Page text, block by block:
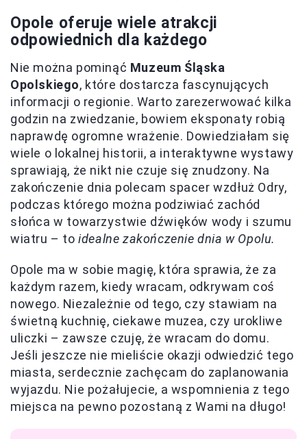
Opole oferuje wiele atrakcji
odpowiednich dla każdego
Nie można pominąć Muzeum Śląska
Opolskiego, które dostarcza fascynujących
informacji o regionie. Warto zarezerwować kilka
godzin na zwiedzanie, bowiem eksponaty robią
naprawdę ogromne wrażenie. Dowiedziałam się
wiele o lokalnej historii, a interaktywne wystawy
sprawiają, że nikt nie czuje się znudzony. Na
zakończenie dnia polecam spacer wzdłuż Odry,
podczas którego można podziwiać zachód
słońca w towarzystwie dźwięków wody i szumu
wiatru – toidealne zakończenie dnia w Opolu.
Opole ma w sobie magię, która sprawia, że za
każdym razem, kiedy wracam, odkrywam coś
nowego. Niezależnie od tego, czy stawiam na
świetną kuchnię, ciekawe muzea, czy urokliwe
uliczki – zawsze czuję, że wracam do domu.
Jeśli jeszcze nie mieliście okazji odwiedzić tego
miasta, serdecznie zachęcam do zaplanowania
wyjazdu. Nie pożałujecie, a wspomnienia z tego
miejsca na pewno pozostaną z Wami na długo!